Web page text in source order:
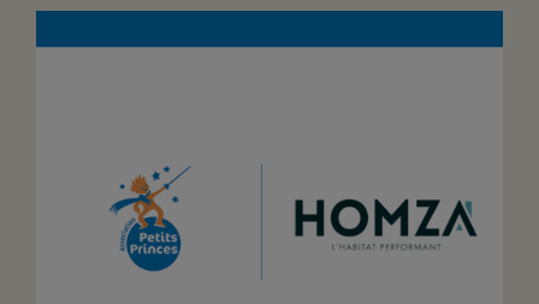
ESPACE PRESSE